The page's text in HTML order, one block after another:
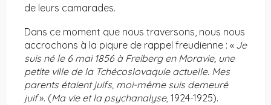
de leurs camarades.
Dans ce moment que nous traversons, nous nous
accrochons à la piqure de rappel freudienne : « Je
suis né le 6 mai 1856 à Freiberg en Moravie, une
petite ville de la Tchécoslovaquie actuelle. Mes
parents étaient juifs, moi-même suis demeuré
juif». (Ma vie et la psychanalyse, 1924-1925).